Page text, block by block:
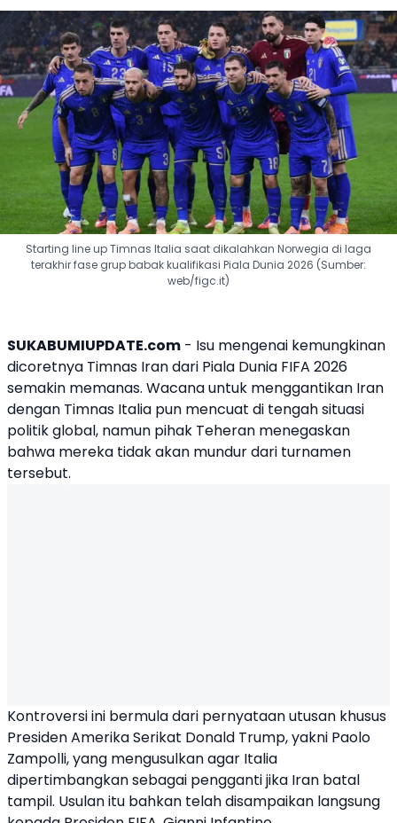
Starting line up Timnas Italia saat dikalahkan Norwegia di laga
terakhir fase grup babak kualifikasi Piala Dunia 2026 (Sumber:
web/figc.it)
SUKABUMIUPDATE.com - Isu mengenai kemungkinan
dicoretnya Timnas Irandari Piala Dunia FIFA 2026
semakin memanas. Wacana untuk menggantikan Iran
dengan Timnas Italia pun mencuat di tengah situasi
politik global, namun pihak Teheran menegaskan
bahwa mereka tidak akan mundur dari turnamen
tersebut.
Kontroversi ini bermula dari pernyataan utusan khusus
Presiden Amerika Serikat Donald Trump, yakni Paolo
Zampolli, yang mengusulkan agar Italia
dipertimbangkan sebagai pengganti jika Iran batal
tampil. Usulan itu bahkan telah disampaikan langsung